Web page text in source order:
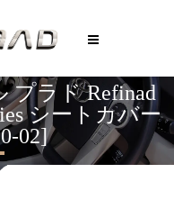
プラド Refinad
シートカバー
02]